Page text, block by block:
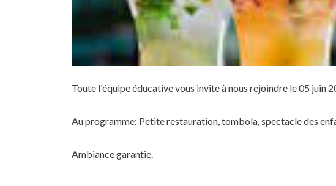
Toute l'équipe éducative vous invite à nous rejoindre le 05
Au programme: Petite restauration, tombola, spectacle des
Ambiance garantie.